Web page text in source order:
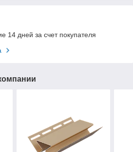
14 дней за счет покупателя